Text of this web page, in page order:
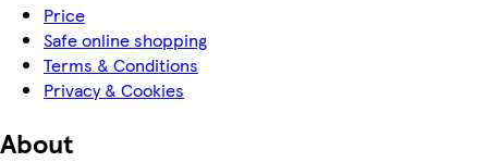
Price
Safe online shopping
Terms & Conditions
Privacy & Cookies
About